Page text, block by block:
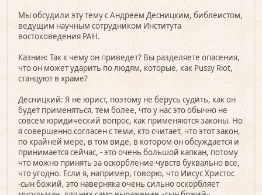
Мы обсудили эту тему с Андреем Десницким, библеистом,
ведущим научным сотрудником Института
востоковедения РАН.
Казнин: Так к чему он приведет? Вы разделяете опасения,
что он может ударить по людям, которые, как Pussy Riot,
станцуют в храме?
Десницкий: Я не юрист, поэтому не берусь судить, как он
будет применяться, тем более, что у нас это обычно не
совсем юридический вопрос, как применяются законы. Но
я совершенно согласен с теми, кто считает, что этот закон,
по крайней мере, в том виде, в котором он обсуждается и
принимается сейчас, - это очень большой капкан, потому
что можно принять за оскорбление чувств буквально все,
что угодно. Если я, например, говорю, что Иисус Христос
-сын божий, это наверняка очень сильно оскорбляет